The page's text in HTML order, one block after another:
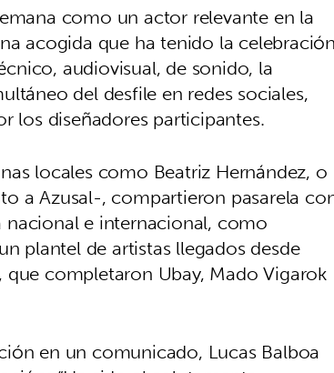
como un actor relevante en la
acogida que ha tenido la celebración
audiovisual, de sonido, la
del desfile en redes sociales,
los diseñadores participantes.
locales como Beatriz Hernández, o
a Azusal-, compartieron pasarela
e internacional, como
plantel de artistas llegados desde
que completaron Ubay, Mado Vigarok
en un comunicado, Lucas Balboa